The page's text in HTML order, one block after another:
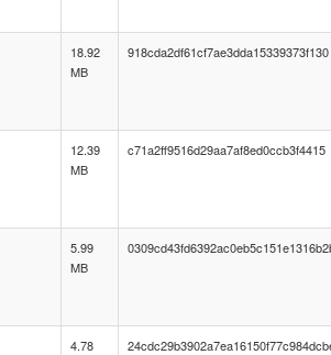
18.92
MB
918cda2df61cf7ae3dda15339373f130
12.39
MB
c71a2ff9516d29aa7af8ed0ccb3f4415
5.99
MB
4.78